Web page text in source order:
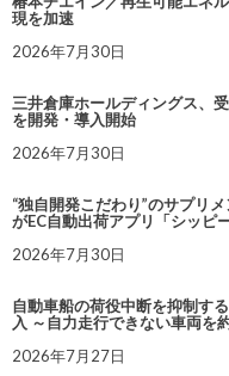
現を加速
2026年7月30日
三井倉庫ホールディングス、
を開発・導入開始
2026年7月30日
“独自開発こだわり”のサプリ
がEC自動出荷アプリ「シッピ
2026年7月30日
自動車船の荷役中断を抑制す
入 ～自力走行できない車両を
2026年7月27日